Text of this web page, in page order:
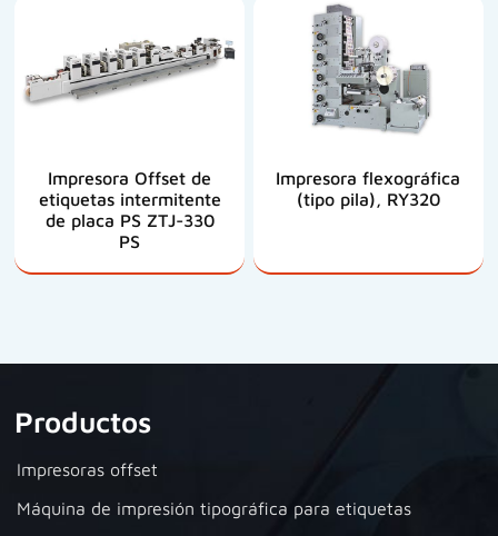
Impresora Offset de
etiquetas intermitente
de placa PS ZTJ-330
PS
Impresora flexográfica
(tipo pila), RY320
Productos
Impresoras offset
Máquina de impresión tipográfica para etiquetas